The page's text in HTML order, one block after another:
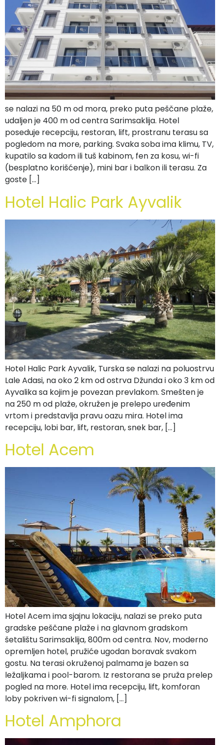
se nalazi na 50 m od mora, preko puta peščane plaže,
udaljen je 400 m od centra Sarimsaklija. Hotel
poseduje recepciju, restoran, lift, prostranu terasu sa
pogledom na more, parking. Svaka soba ima klimu, TV,
kupatilo sa kadom ili tuš kabinom, fen za kosu, wi-fi
(besplatno korišćenje), mini bar i balkon ili terasu. Za
goste […]
Hotel Halic Park Ayvalik
Hotel Halic Park Ayvalik, Turska se nalazi na poluostrvu
Lale Adasi, na oko 2 km od ostrva Džunda i oko 3 km od
Ayvalika sa kojim je povezan prevlakom. Smešten je
na 250 m od plaže, okružen je prelepo uređenim
vrtom i predstavlja pravu oazu mira. Hotel ima
recepciju, lobi bar, lift, restoran, snek bar, […]
Hotel Acem
Hotel Acem ima sjajnu lokaciju, nalazi se preko puta
gradske peščane plaže i na glavnom gradskom
šetalištu Sarimsaklija, 800m od centra. Nov, moderno
opremljen hotel, pružiće ugodan boravak svakom
gostu. Na terasi okruženoj palmama je bazen sa
ležaljkama i pool-barom. Iz restorana se pruža prelep
pogled na more. Hotel ima recepciju, lift, komforan
loby pokriven wi-fi signalom, […]
Hotel Amphora